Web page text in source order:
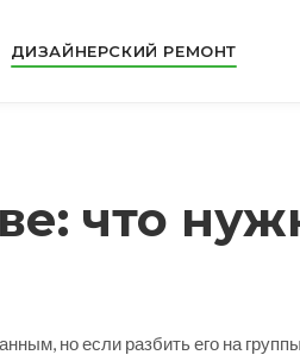
ДИЗАЙНЕРСКИЙ РЕМОНТ
что
но если разбить его на